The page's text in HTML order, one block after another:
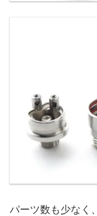
パーツ数も少なく